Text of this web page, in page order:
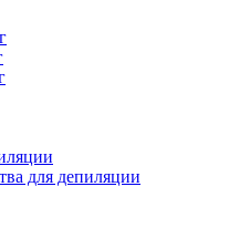
для депиляции